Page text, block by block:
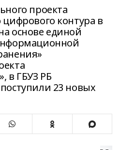
проекта
контура в
основе единой
в ГБУЗ РБ
23 новых